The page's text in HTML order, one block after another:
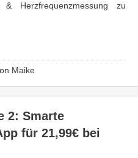
Herzfrequenzmessung zu
Maike
2: Smarte
für 21,99€ bei